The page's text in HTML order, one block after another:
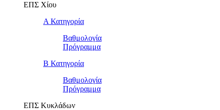
ΕΠΣ Χίου
Α Κατηγορία
Βαθμολογία
Πρόγραμμα
Β Κατηγορία
Βαθμολογία
Πρόγραμμα
ΕΠΣ Κυκλάδων